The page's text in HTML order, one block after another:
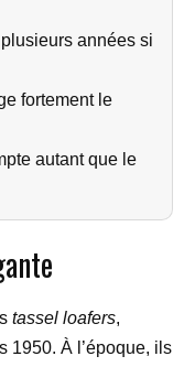
années si
fortement le
autant que le
tassel loafers,
1950. À l’époque, ils